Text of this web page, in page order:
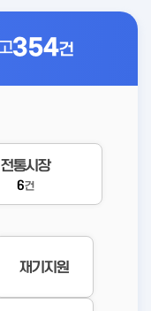
354건
전통시장
6건
재기지원